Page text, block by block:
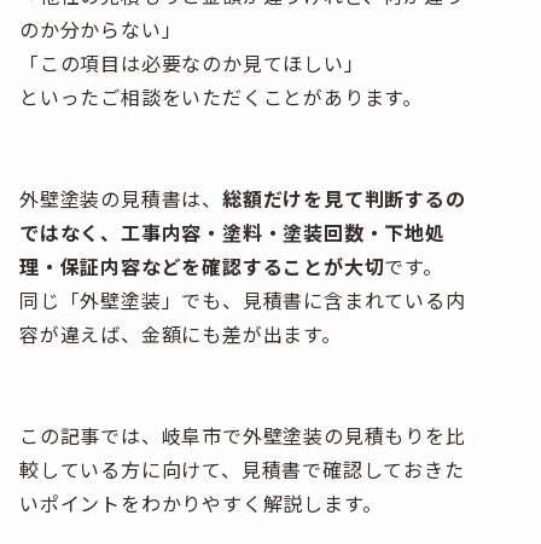
のか分からない」
「この項目は必要なのか見てほしい」
といったご相談をいただくことがあります。
外壁塗装の見積書は、 総額だけを見て判断するの
ではなく、工事内容・塗料・塗装回数・下地処
理・保証内容などを確認することが大切です。
同じ「外壁塗装」でも、見積書に含まれている内
容が違えば、金額にも差が出ます。
この記事では、岐阜市で外壁塗装の見積もりを比
較している方に向けて、見積書で確認しておきた
いポイントをわかりやすく解説します。